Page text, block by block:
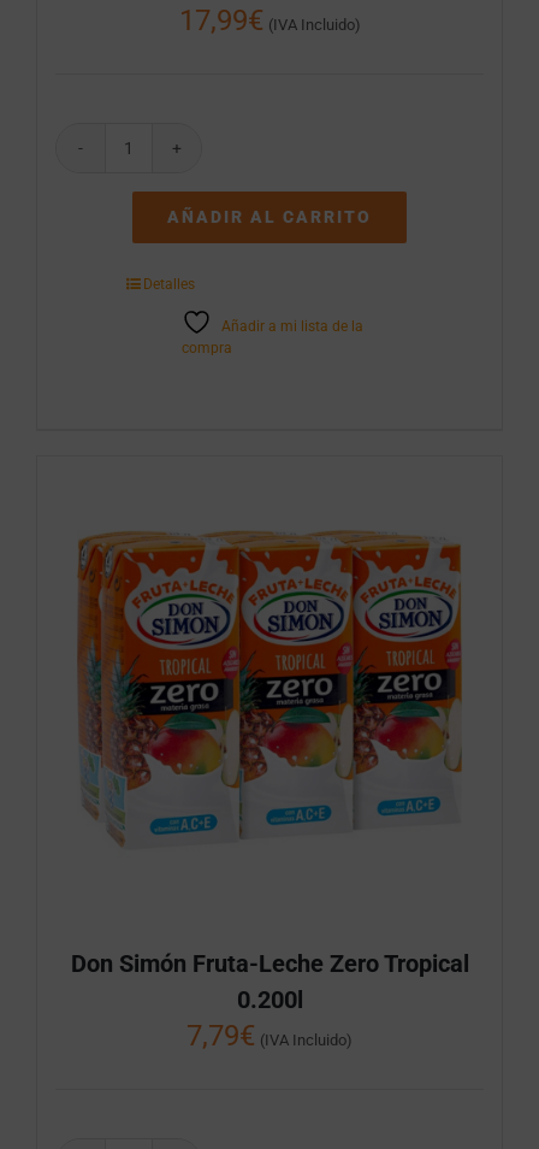
17,99€ (IVA Incluido)
Zumo
Melocotón
200ml
AÑADIR AL CARRITO
Detalles
Añadir a mi lista de la
compra
Don Simón Fruta-Leche Zero Tropical
0.200l
7,79€ (IVA Incluido)